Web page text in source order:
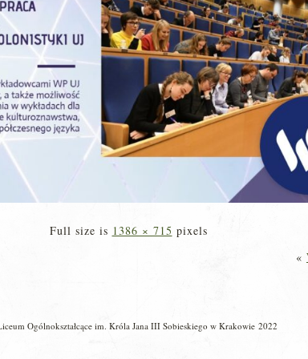
Full size is 1386 × 715 pixels
«
Ogólnokształcące im. Króla Jana III Sobieskiego w Krakowie 2022